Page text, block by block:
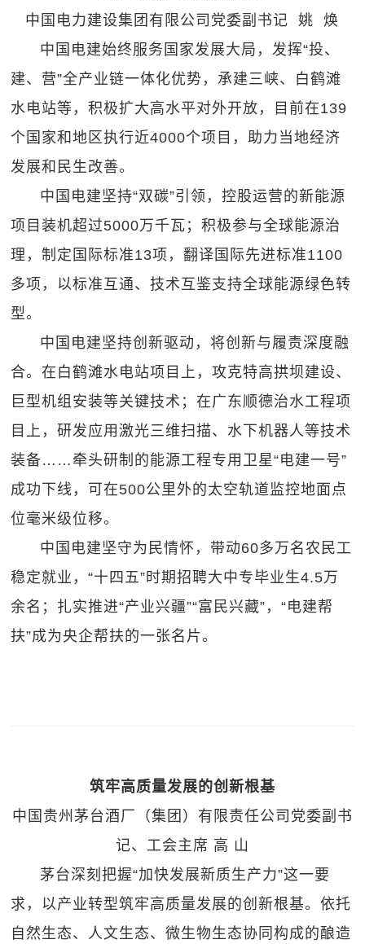
中国电力建设集团有限公司党委副书记 姚 焕
中国电建始终服务国家发展大局，发挥“投、
建、营”全产业链一体化优势，承建三峡、白鹤滩
水电站等，积极扩大高水平对外开放，目前在139
个国家和地区执行近4000个项目，助力当地经济
发展和民生改善。
中国电建坚持“双碳”引领，控股运营的新能源
项目装机超过5000万千瓦；积极参与全球能源治
理，制定国际标准13项，翻译国际先进标准1100
多项，以标准互通、技术互鉴支持全球能源绿色转
型。
中国电建坚持创新驱动，将创新与履责深度融
合。在白鹤滩水电站项目上，攻克特高拱坝建设、
巨型机组安装等关键技术；在广东顺德治水工程项
目上，研发应用激光三维扫描、水下机器人等技术
装备……牵头研制的能源工程专用卫星“电建一号”
成功下线，可在500公里外的太空轨道监控地面点
位毫米级位移。
中国电建坚守为民情怀，带动60多万名农民工
稳定就业，“十四五”时期招聘大中专毕业生4.5万
余名；扎实推进“产业兴疆”“富民兴藏”，“电建帮
扶”成为央企帮扶的一张名片。
筑牢高质量发展的创新根基
中国贵州茅台酒厂（集团）有限责任公司党委副书
记、工会主席 高 山
茅台深刻把握“加快发展新质生产力”这一要
求，以产业转型筑牢高质量发展的创新根基。依托
自然生态、人文生态、微生物生态协同构成的酿造